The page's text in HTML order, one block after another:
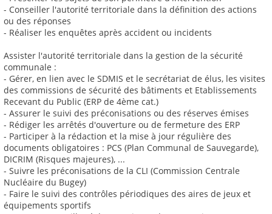
- Conseiller l'autorité territoriale dans la définition des actions
ou des réponses
- Réaliser les enquêtes après accident ou incidents
Assister l'autorité territoriale dans la gestion de la sécurité
communale :
- Gérer, en lien avec le SDMIS et le secrétariat de élus, les visites
des commissions de sécurité des bâtiments et Etablissements
Recevant du Public (ERP de 4ème cat.)
- Assurer le suivi des préconisations ou des réserves émises
- Rédiger les arrêtés d'ouverture ou de fermeture des ERP
- Participer à la rédaction et la mise à jour régulière des
documents obligatoires : PCS (Plan Communal de Sauvegarde),
DICRIM (Risques majeures), ...
- Suivre les préconisations de la CLI (Commission Centrale
Nucléaire du Bugey)
- Faire le suivi des contrôles périodiques des aires de jeux et
équipements sportifs